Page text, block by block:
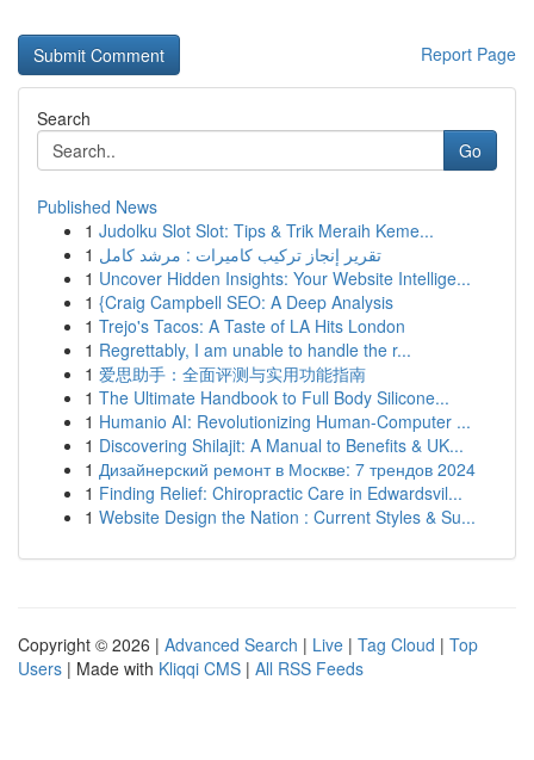
Report Page
Search
Go
Published News
1 Judolku Slot Slot: Tips & Trik Meraih Keme...
1 تقرير إنجاز تركيب كاميرات : مرشد كامل
1 Uncover Hidden Insights: Your Website Intellige...
1 {Craig Campbell SEO: A Deep Analysis
1 Trejo's Tacos: A Taste of LA Hits London
1 Regrettably, I am unable to handle the r...
1 爱思助手：全面评测与实用功能指南
1 The Ultimate Handbook to Full Body Silicone...
1 Humanio AI: Revolutionizing Human-Computer ...
1 Discovering Shilajit: A Manual to Benefits & UK...
1 Дизайнерский ремонт в Москве: 7 трендов 2024
1 Finding Relief: Chiropractic Care in Edwardsvil...
1 Website Design the Nation : Current Styles & Su...
Copyright © 2026 | Advanced Search | Live | Tag Cloud | Top
Users | Made with Kliqqi CMS | All RSS Feeds